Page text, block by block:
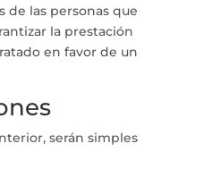
de las personas que
la prestación
en favor de un
serán simples